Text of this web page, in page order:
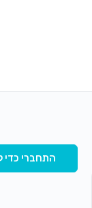
התחברי כדי